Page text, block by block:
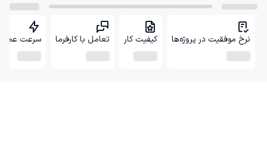
نرخ موفقیت در پروژه‌ها کیفیت کار تعامل با کارفرما سرعت عمل